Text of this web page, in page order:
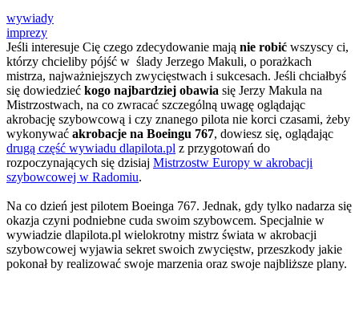
wywiady
imprezy
Jeśli interesuje Cię czego zdecydowanie mają nie robić wszyscy ci,
którzy chcieliby pójść w ślady Jerzego Makuli, o porażkach
mistrza, najważniejszych zwycięstwach i sukcesach. Jeśli chciałbyś
się dowiedzieć kogo najbardziej obawia się Jerzy Makula na
Mistrzostwach, na co zwracać szczególną uwagę oglądając
akrobację szybowcową i czy znanego pilota nie korci czasami, żeby
wykonywać akrobacje na Boeingu 767, dowiesz się, oglądając
drugą część wywiadu dlapilota.pl z przygotowań do
rozpoczynających się dzisiaj Mistrzostw Europy w akrobacji
szybowcowej w Radomiu.
Na co dzień jest pilotem Boeinga 767. Jednak, gdy tylko nadarza się
okazja czyni podniebne cuda swoim szybowcem. Specjalnie w
wywiadzie dlapilota.pl wielokrotny mistrz świata w akrobacji
szybowcowej wyjawia sekret swoich zwycięstw, przeszkody jakie
pokonał by realizować swoje marzenia oraz swoje najbliższe plany.